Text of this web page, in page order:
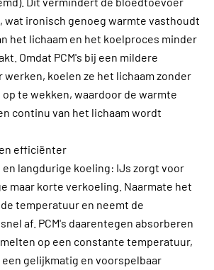
wat ironisch genoeg warmte vasthoudt
het lichaam en het koelproces minder
Omdat PCM's bij een mildere
koelen ze het lichaam zonder
te wekken, waardoor de warmte
continu van het lichaam wordt
efficiënter
langdurige koeling: IJs zorgt voor
maar korte verkoeling. Naarmate het
temperatuur en neemt de
af. PCM's daarentegen absorberen
op een constante temperatuur,
een gelijkmatig en voorspelbaar